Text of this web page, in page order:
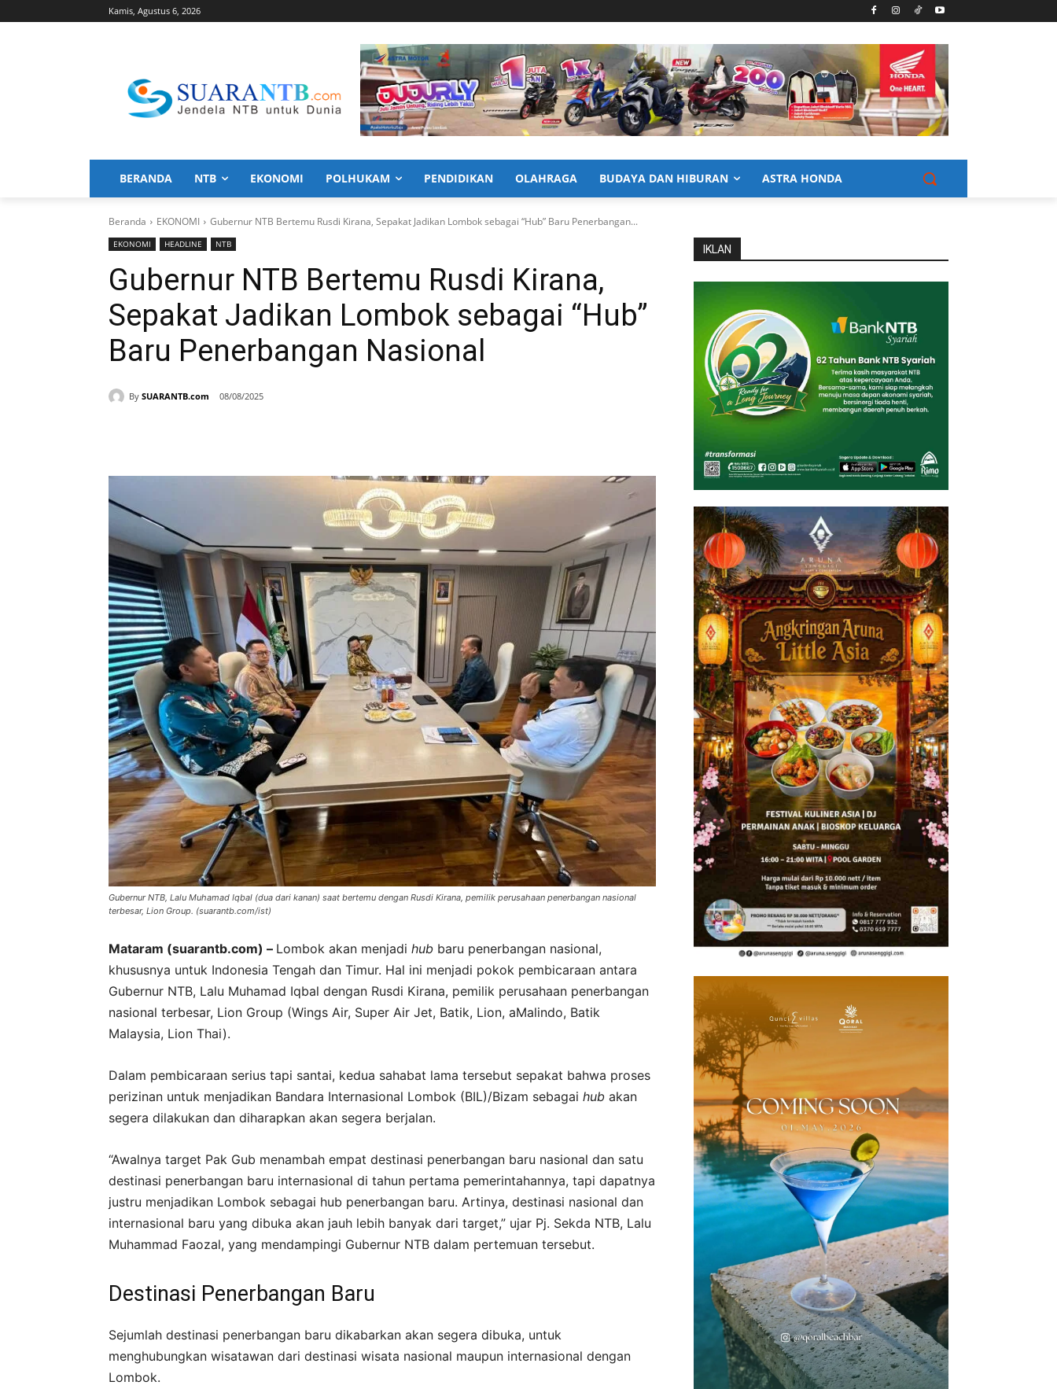
Kamis, Agustus 6, 2026
BERANDA NTB EKONOMI POLHUKAM PENDIDIKAN OLAHRAGA BUDAYA DAN HIBURAN ASTRA HONDA
Beranda EKONOMI Gubernur NTB Bertemu Rusdi Kirana, Sepakat Jadikan Lombok sebagai “Hub” Baru Penerbangan...
EKONOMI HEADLINE NTB
Gubernur NTB Bertemu Rusdi Kirana,
Sepakat Jadikan Lombok sebagai “Hub”
Baru Penerbangan Nasional
By SUARANTB.com 08/08/2025
Gubernur NTB, Lalu Muhamad Iqbal (dua dari kanan) saat bertemu dengan Rusdi Kirana, pemilik perusahaan penerbangan nasional
terbesar, Lion Group. (suarantb.com/ist)
Mataram (suarantb.com) – Lombok akan menjadi hub baru penerbangan nasional,
khususnya untuk Indonesia Tengah dan Timur. Hal ini menjadi pokok pembicaraan antara
Gubernur NTB, Lalu Muhamad Iqbal dengan Rusdi Kirana, pemilik perusahaan penerbangan
nasional terbesar, Lion Group (Wings Air, Super Air Jet, Batik, Lion, aMalindo, Batik
Malaysia, Lion Thai).
Dalam pembicaraan serius tapi santai, kedua sahabat lama tersebut sepakat bahwa proses
perizinan untuk menjadikan Bandara Internasional Lombok (BIL)/Bizam sebagai hub akan
segera dilakukan dan diharapkan akan segera berjalan.
“Awalnya target Pak Gub menambah empat destinasi penerbangan baru nasional dan satu
destinasi penerbangan baru internasional di tahun pertama pemerintahannya, tapi dapatnya
justru menjadikan Lombok sebagai hub penerbangan baru. Artinya, destinasi nasional dan
internasional baru yang dibuka akan jauh lebih banyak dari target,” ujar Pj. Sekda NTB, Lalu
Muhammad Faozal, yang mendampingi Gubernur NTB dalam pertemuan tersebut.
Destinasi Penerbangan Baru
Sejumlah destinasi penerbangan baru dikabarkan akan segera dibuka, untuk
menghubungkan wisatawan dari destinasi wisata nasional maupun internasional dengan
Lombok.
IKLAN